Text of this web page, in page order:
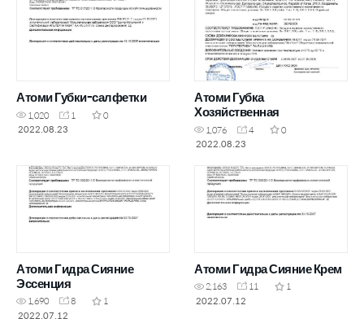
Атоми Губки-салфетки
1,020 1
0
2022.08.23
Атоми Губка
Хозяйственная
1,076 4
0
2022.08.23
Атоми Гидра Сияние
Эссенция
1,690 8
1
2022.07.12
Атоми Гидра Сияние Крем
2,163 11
1
2022.07.12